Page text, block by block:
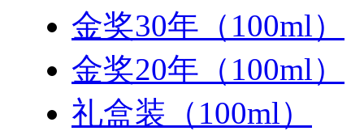
金奖30年（100ml）
金奖20年（100ml）
礼盒装（100ml）